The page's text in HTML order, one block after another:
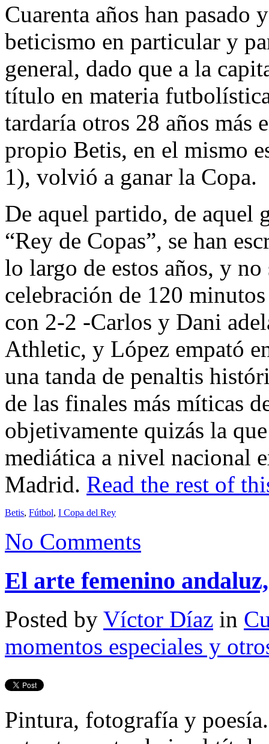
Cuarenta años han pasado
beticismo en particular y
general, dado que a la
título en materia
tardaría otros 28 años más
propio Betis, en el mismo
1), volvió a ganar la Copa.
De aquel partido, de aquel
“Rey de Copas”, se han
lo largo de estos años, y
celebración de 120
con 2-2 -Carlos y Dani
Athletic, y López empató
una tanda de penaltis
de las finales más míticas
objetivamente quizás la
mediática a nivel nacional
Madrid. Read the rest of
Betis, Fútbol, I Copa del Rey
No Comments
El arte femenino
Posted by Víctor Díaz in
momentos especiales y
Pintura, fotografía y